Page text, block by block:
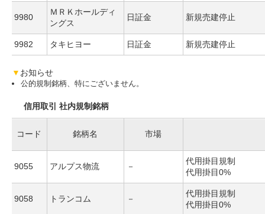
9980
ＭＲＫホールディ
ングス
日証金 新規売建停止
9982 タキヒヨー 日証金 新規売建停止
▼ お知らせ
公的規制銘柄、特にございません。
信用取引 社内規制銘柄
コード 銘柄名 市場
9055 アルプス物流 －
代用掛目規制
代用掛目0%
9058 トランコム －
代用掛目規制
代用掛目0%